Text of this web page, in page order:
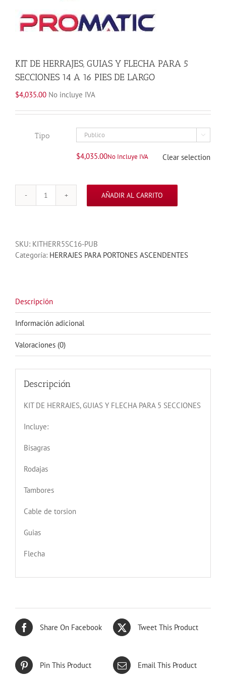
KIT DE HERRAJES, GUIAS Y FLECHA PARA 5
SECCIONES 14 A 16 PIES DE LARGO
$4,035.00 No incluye IVA
Tipo 
$4,035.00No Incluye IVA Clear selection
KIT
Y
FLECHA
14
A
16
PIES
DE
LARGO
cantidad
AÑADIR AL CARRITO
SKU: KITHERR5SC16-PUB
Categoría: HERRAJES PARA PORTONES ASCENDENTES
Descripción
Información adicional
Valoraciones (0)
Descripción
KIT DE HERRAJES, GUIAS Y FLECHA PARA 5 SECCIONES
Incluye:
Bisagras
Rodajas
Tambores
Cable de torsion
Guias
Flecha
Share On Facebook Tweet This Product
Pin This Product Email This Product